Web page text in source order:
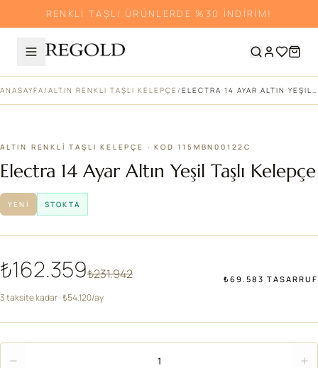
RENKLİ TAŞLI ÜRÜNLERDE %30 İNDİRİM!
ANASAYFA/ ALTIN RENKLI TAŞLI KELEPÇE / ELECTRA 14 AYAR ALTIN YEŞIL TAŞLI KELEPÇE
ALTIN RENKLI TAŞLI KELEPÇE · KOD 115MBN00122C
Electra 14 Ayar Altın Yeşil Taşlı Kelepçe
YENI STOKTA
₺162.359₺231.942 ₺69.583 TASARRUF
3 taksite kadar · ₺54.120/ay
1